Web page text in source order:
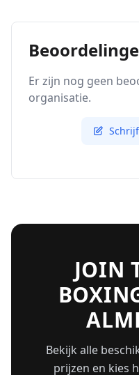
Er zijn nog geen
organisatie.
JOIN
Bekijk alle
prijzen en kies